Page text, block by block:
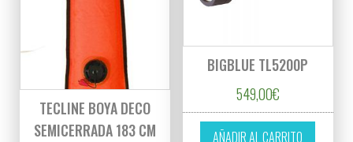
TECLINE BOYA DECO
SEMICERRADA 183 CM
BIGBLUE TL5200P
549,00€
AÑADIR AL CARRITO